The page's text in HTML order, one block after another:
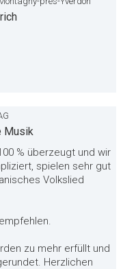
Musik
% überzeugt und wir
spielen sehr gut
Volkslied
zu mehr erfüllt und
Herzlichen